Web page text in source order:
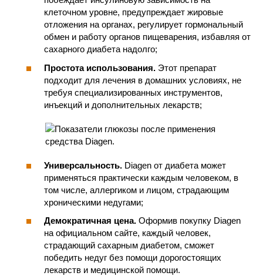
клеточном уровне, предупреждает жировые
отложения на органах, регулирует гормональный
обмен и работу органов пищеварения, избавляя от
сахарного диабета надолго;
Простота использования. Этот препарат
подходит для лечения в домашних условиях, не
требуя специализированных инструментов,
инъекций и дополнительных лекарств;
Универсальность. Diagen от диабета может
применяться практически каждым человеком, в
том числе, аллергиком и лицом, страдающим
хроническими недугами;
Демократичная цена. Оформив покупку Diagen
на официальном сайте, каждый человек,
страдающий сахарным диабетом, сможет
победить недуг без помощи дорогостоящих
лекарств и медицинской помощи.